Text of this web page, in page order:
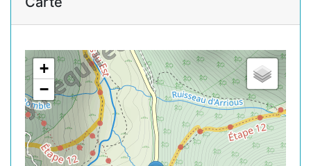
+
−